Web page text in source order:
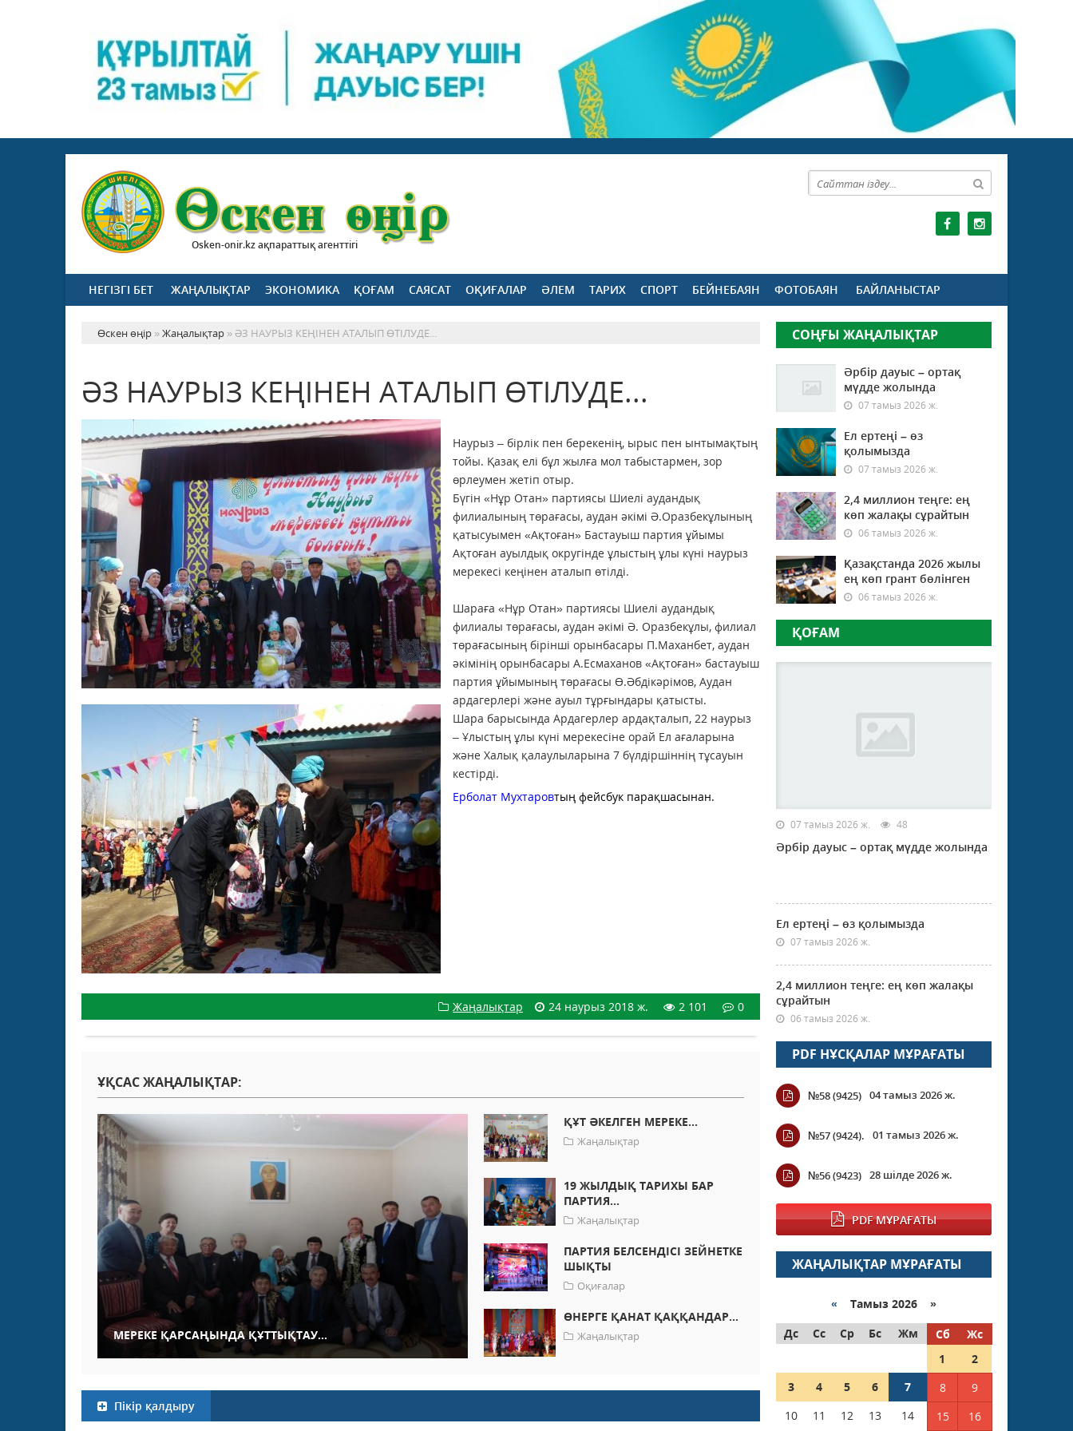
Osken-onir.kz ақпараттық агенттігі
НЕГІЗГІ БЕТ ЖАҢАЛЫҚТАР ЭКОНОМИКА ҚОҒАМ САЯСАТ ОҚИҒАЛАР ӘЛЕМ ТАРИХ СПОРТ БЕЙНЕБАЯН ФОТОБАЯН БАЙЛАНЫСТАР
Өскен өңір »Жаңалықтар » ӘЗ НАУРЫЗ КЕҢІНЕН АТАЛЫП ӨТІЛУДЕ...
ӘЗ НАУРЫЗ КЕҢІНЕН АТАЛЫП ӨТІЛУДЕ...
Наурыз – бірлік пен берекенің, ырыс пен ынтымақтың
тойы. Қазақ елі бұл жылға мол табыстармен, зор
өрлеумен жетіп отыр.
Бүгін «Нұр Отан» партиясы Шиелі аудандық
филиалының төрағасы, аудан әкімі Ә.Оразбекұлының
қатысуымен «Ақтоған» Бастауыш партия ұйымы
Ақтоған ауылдық округінде ұлыстың ұлы күні наурыз
мерекесі кеңінен аталып өтілді.
Шараға «Нұр Отан» партиясы Шиелі аудандық
филиалы төрағасы, аудан әкімі Ә. Оразбекұлы, филиал
төрағасының бірінші орынбасары П.Маханбет, аудан
әкімінің орынбасары А.Есмаханов «Ақтоған» бастауыш
партия ұйымының төрағасы Ө.Әбдікәрімов, Аудан
ардагерлері және ауыл тұрғындары қатысты.
Шара барысында Ардагерлер ардақталып, 22 наурыз
– Ұлыстың ұлы күні мерекесіне орай Ел ағаларына
және Халық қалаулыларына 7 бүлдіршіннің тұсауын
кестірді.
Ерболат Мухтаровтың фейсбук парақшасынан.
Жаңалықтар 24 наурыз 2018 ж. 2 101 0
ҰҚСАС ЖАҢАЛЫҚТАР:
МЕРЕКЕ ҚАРСАҢЫНДА ҚҰТТЫҚТАУ...
ҚҰТ ӘКЕЛГЕН МЕРЕКЕ...
Жаңалықтар
19 ЖЫЛДЫҚ ТАРИХЫ БАР
ПАРТИЯ...
Жаңалықтар
ПАРТИЯ БЕЛСЕНДІСІ ЗЕЙНЕТКЕ
ШЫҚТЫ
Оқиғалар
ӨНЕРГЕ ҚАНАТ ҚАҚҚАНДАР...
Жаңалықтар
Пікір қалдыру
СОҢҒЫ ЖАҢАЛЫҚТАР
Әрбір дауыс – ортақ
мүдде жолында
07 тамыз 2026 ж.
Ел ертеңі – өз
қолымызда
07 тамыз 2026 ж.
2,4 миллион теңге: ең
көп жалақы сұрайтын
06 тамыз 2026 ж.
Қазақстанда 2026 жылы
ең көп грант бөлінген
06 тамыз 2026 ж.
ҚОҒАМ
07 тамыз 2026 ж. 48
Әрбір дауыс – ортақ мүдде жолында
Ел ертеңі – өз қолымызда
07 тамыз 2026 ж.
2,4 миллион теңге: ең көп жалақы
сұрайтын
06 тамыз 2026 ж.
PDF НҰСҚАЛАР МҰРАҒАТЫ
№58 (9425) 04 тамыз 2026 ж.
№57 (9424). 01 тамыз 2026 ж.
№56 (9423) 28 шілде 2026 ж.
PDF МҰРАҒАТЫ
ЖАҢАЛЫҚТАР МҰРАҒАТЫ
« Тамыз 2026 »
Дс
Сс Ср Бс Жм Сб
Жс
1
2
3
4 5 6 7 8
9
10
11 12 13 14 15 16